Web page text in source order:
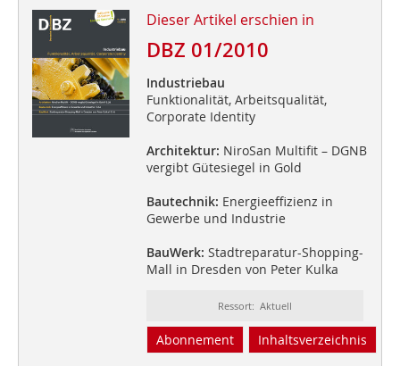
Dieser Artikel erschien in
DBZ 01/2010
Industriebau
Funktionalität, Arbeitsqualität,
Corporate Identity
Architektur: NiroSan Multifit – DGNB
vergibt Gütesiegel in Gold
Bautechnik: Energieeffizienz in
Gewerbe und Industrie
BauWerk: Stadtreparatur-Shopping-
Mall in Dresden von Peter Kulka
Ressort: Aktuell
Abonnement Inhaltsverzeichnis